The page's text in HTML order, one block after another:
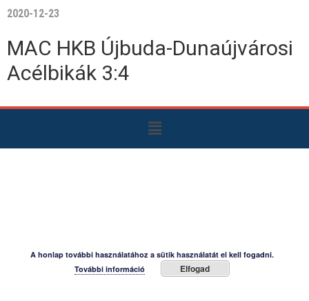
2020-12-23
MAC HKB Újbuda-Dunaújvárosi
Acélbikák 3:4
A honlap további használatához a sütik használatát el kell fogadni.
További információ
Elfogad